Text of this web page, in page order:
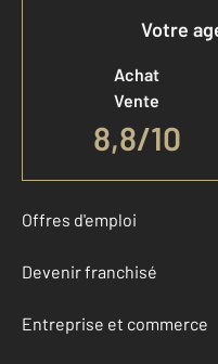
Votre
Achat
Vente
8,8/10
Offres d'emploi
Devenir franchisé
Entreprise et commerce